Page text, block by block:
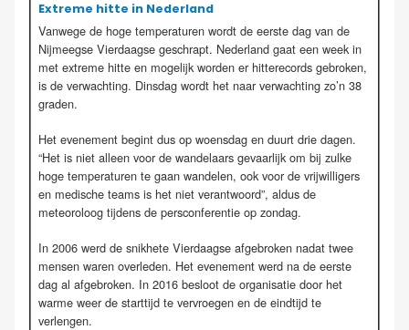
Extreme hitte in Nederland
Vanwege de hoge temperaturen wordt de eerste dag van de
Nijmeegse Vierdaagse geschrapt. Nederland gaat een week in
met extreme hitte en mogelijk worden er hitterecords gebroken,
is de verwachting. Dinsdag wordt het naar verwachting zo’n 38
graden.
Het evenement begint dus op woensdag en duurt drie dagen.
“Het is niet alleen voor de wandelaars gevaarlijk om bij zulke
hoge temperaturen te gaan wandelen, ook voor de vrijwilligers
en medische teams is het niet verantwoord”, aldus de
meteoroloog tijdens de persconferentie op zondag.
In 2006 werd de snikhete Vierdaagse afgebroken nadat twee
mensen waren overleden. Het evenement werd na de eerste
dag al afgebroken. In 2016 besloot de organisatie door het
warme weer de starttijd te vervroegen en de eindtijd te
verlengen.